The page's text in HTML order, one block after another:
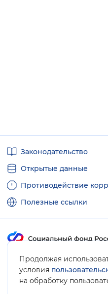
Продолжая
условия
на обработку
ссылкиЗаконодательство
Открытые данные
Противодействие
Полезные ссылки
Карта сайта